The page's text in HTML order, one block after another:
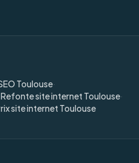
Toulouse·
Refonte site internet Toulouse·
site internet Toulouse